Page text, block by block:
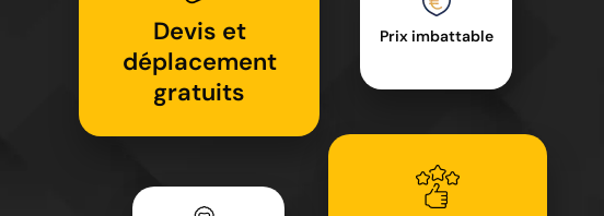
Devis et
déplacement
gratuits
Prix imbattable